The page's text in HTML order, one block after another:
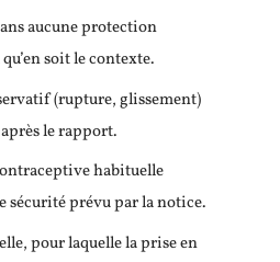
aucune protection
soit le contexte.
(rupture, glissement)
le rapport.
habituelle
sécurité prévu par la notice.
pour laquelle la prise en